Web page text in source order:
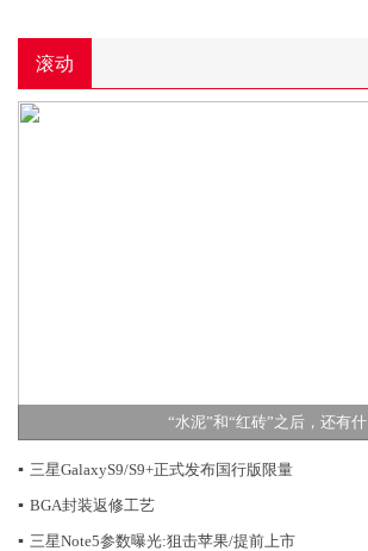
滚动
“水泥”和“红砖”之后，还有什
▪ 三星GalaxyS9/S9+正式发布国行版限量
▪ BGA封装返修工艺
▪ 三星Note5参数曝光:狙击苹果/提前上市